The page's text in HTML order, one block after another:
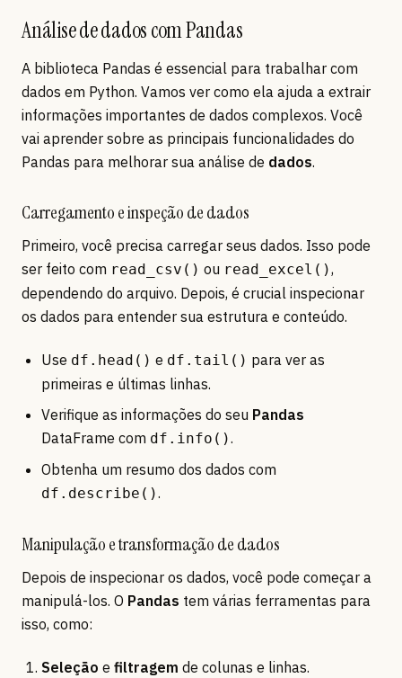
Análise de dados com Pandas
A biblioteca Pandas é essencial para trabalhar com
dados em Python. Vamos ver como ela ajuda a extrair
informações importantes de dados complexos. Você
vai aprender sobre as principais funcionalidades do
Pandas para melhorar sua análise de dados.
Carregamento e inspeção de dados
Primeiro, você precisa carregar seus dados. Isso pode
ser feito com read_csv() ou read_excel(),
dependendo do arquivo. Depois, é crucial inspecionar
os dados para entender sua estrutura e conteúdo.
Use df.head() e df.tail() para ver as
primeiras e últimas linhas.
Verifique as informações do seu Pandas
DataFrame com df.info().
Obtenha um resumo dos dados com
df.describe().
Manipulação e transformação de dados
Depois de inspecionar os dados, você pode começar a
manipulá-los. O Pandas tem várias ferramentas para
isso, como:
Seleção e filtragem de colunas e linhas.